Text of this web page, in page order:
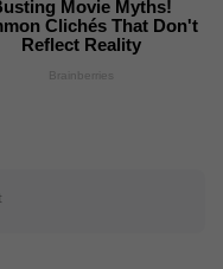
Clichés That Don't
Reflect Reality
Brainberries